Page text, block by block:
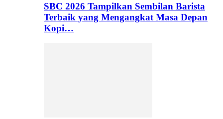
SBC 2026 Tampilkan Sembilan Barista
Terbaik yang Mengangkat Masa Depan
Kopi…